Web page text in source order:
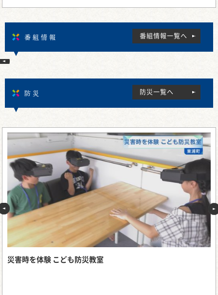
番組情報 番組情報一覧へ
防災 防災一覧へ
災害時を体験 こども防災教室